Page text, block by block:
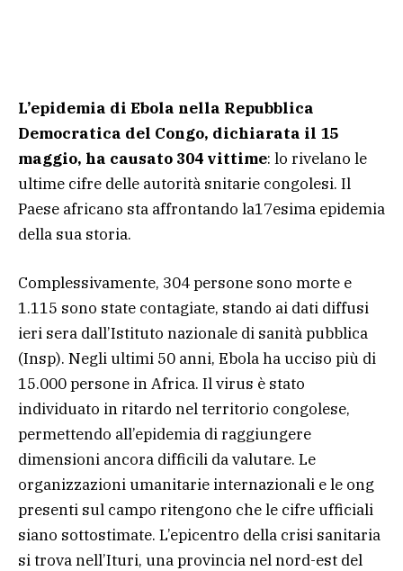
L’epidemia di Ebola nella Repubblica
Democratica del Congo, dichiarata il 15
maggio, ha causato 304 vittime: lo rivelano le
ultime cifre delle autorità snitarie congolesi. Il
Paese africano sta affrontando la17esima epidemia
della sua storia.
Complessivamente, 304 persone sono morte e
1.115 sono state contagiate, stando ai dati diffusi
ieri sera dall’Istituto nazionale di sanità pubblica
(Insp). Negli ultimi 50 anni, Ebola ha ucciso più di
15.000 persone in Africa. Il virus è stato
individuato in ritardo nel territorio congolese,
permettendo all’epidemia di raggiungere
dimensioni ancora difficili da valutare. Le
organizzazioni umanitarie internazionali e le ong
presenti sul campo ritengono che le cifre ufficiali
siano sottostimate. L’epicentro della crisi sanitaria
si trova nell’Ituri, una provincia nel nord-est del